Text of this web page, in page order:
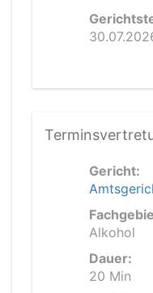
Gericht:
Alkohol
Dauer:
20 Min